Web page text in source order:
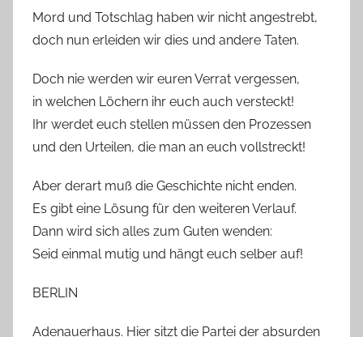
Mord und Totschlag haben wir nicht angestrebt,
doch nun erleiden wir dies und andere Taten.
Doch nie werden wir euren Verrat vergessen,
in welchen Löchern ihr euch auch versteckt!
Ihr werdet euch stellen müssen den Prozessen
und den Urteilen, die man an euch vollstreckt!
Aber derart muß die Geschichte nicht enden.
Es gibt eine Lösung für den weiteren Verlauf.
Dann wird sich alles zum Guten wenden:
Seid einmal mutig und hängt euch selber auf!
BERLIN
Adenauerhaus. Hier sitzt die Partei der absurden